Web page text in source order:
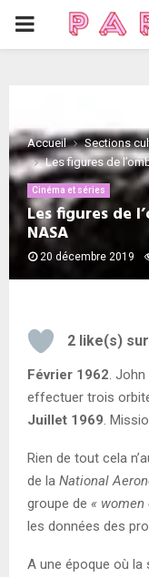
PRIMARY
Accueil Sections
Les figures de
Cinéma et séries
Les figures de
NASA
20 décembre 2019
2 like(s)
Février 1962 .
effectuer trois
Juillet 1969 .
Rien de tout cela
de la National
groupe de «
les données des
A une époque où